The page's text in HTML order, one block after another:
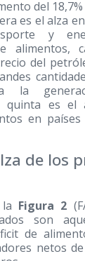
del
es el alza
y
alimentos,
del
la
quinta es el
en países
de los
Figura 2
son
de
netos